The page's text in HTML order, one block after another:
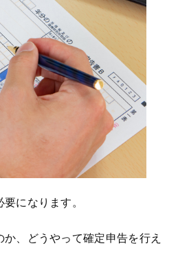
になります。
、どうやって確定申告を行え